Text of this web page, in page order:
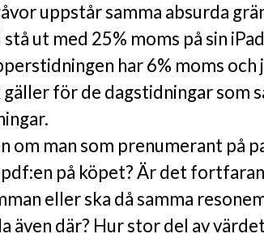
uppstår samma absurda
stå ut med 25% moms på sin
har 6% moms
gäller för de dagstidningar som
om man som prenumerant på
på köpet? Är det
eller ska då samma
även där? Hur stor del av